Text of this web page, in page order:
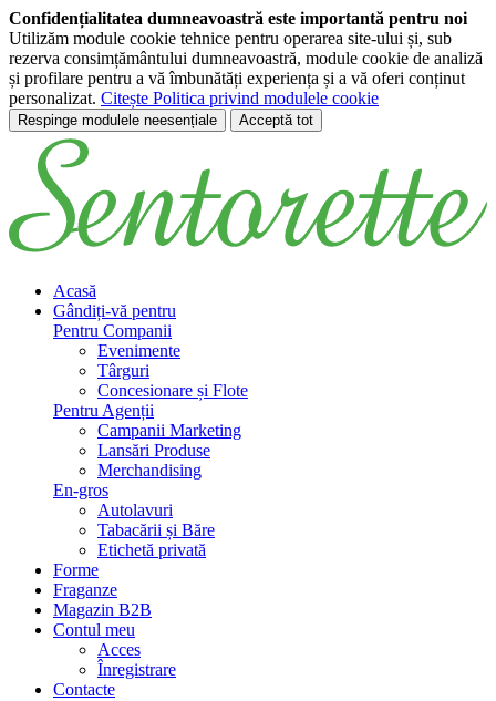
Confidențialitatea dumneavoastră este importantă pentru noi
Utilizăm module cookie tehnice pentru operarea site-ului și, sub
rezerva consimțământului dumneavoastră, module cookie de analiză
și profilare pentru a vă îmbunătăți experiența și a vă oferi conținut
personalizat. Citește Politica privind modulele cookie
Respinge modulele neesențiale Acceptă tot
Treci la conținutul principal
Acasă
Gândiți-vă pentru
Pentru Companii
Evenimente
Târguri
Concesionare și Flote
Pentru Agenții
Campanii Marketing
Lansări Produse
Merchandising
En-gros
Autolavuri
Tabacării și Băre
Etichetă privată
Forme
Fraganze
Magazin B2B
Contul meu
Acces
Înregistrare
Contacte